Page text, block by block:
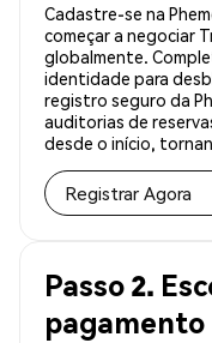
Cadastre-se na
começar a negociar
globalmente.
identidade para
registro seguro da
auditorias de
desde o início,
Registrar Agora
Passo 2.
pagamento